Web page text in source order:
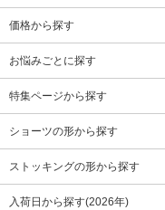
価格から探す
お悩みごとに探す
特集ページから探す
ショーツの形から探す
ストッキングの形から探す
入荷日から探す(2026年)